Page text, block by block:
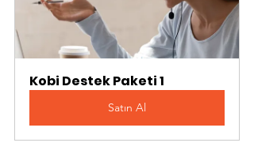
Kobi Destek Paketi 1
Satın Al